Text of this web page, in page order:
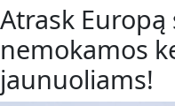
Atrask Europą
nemokamos
jaunuoliams!